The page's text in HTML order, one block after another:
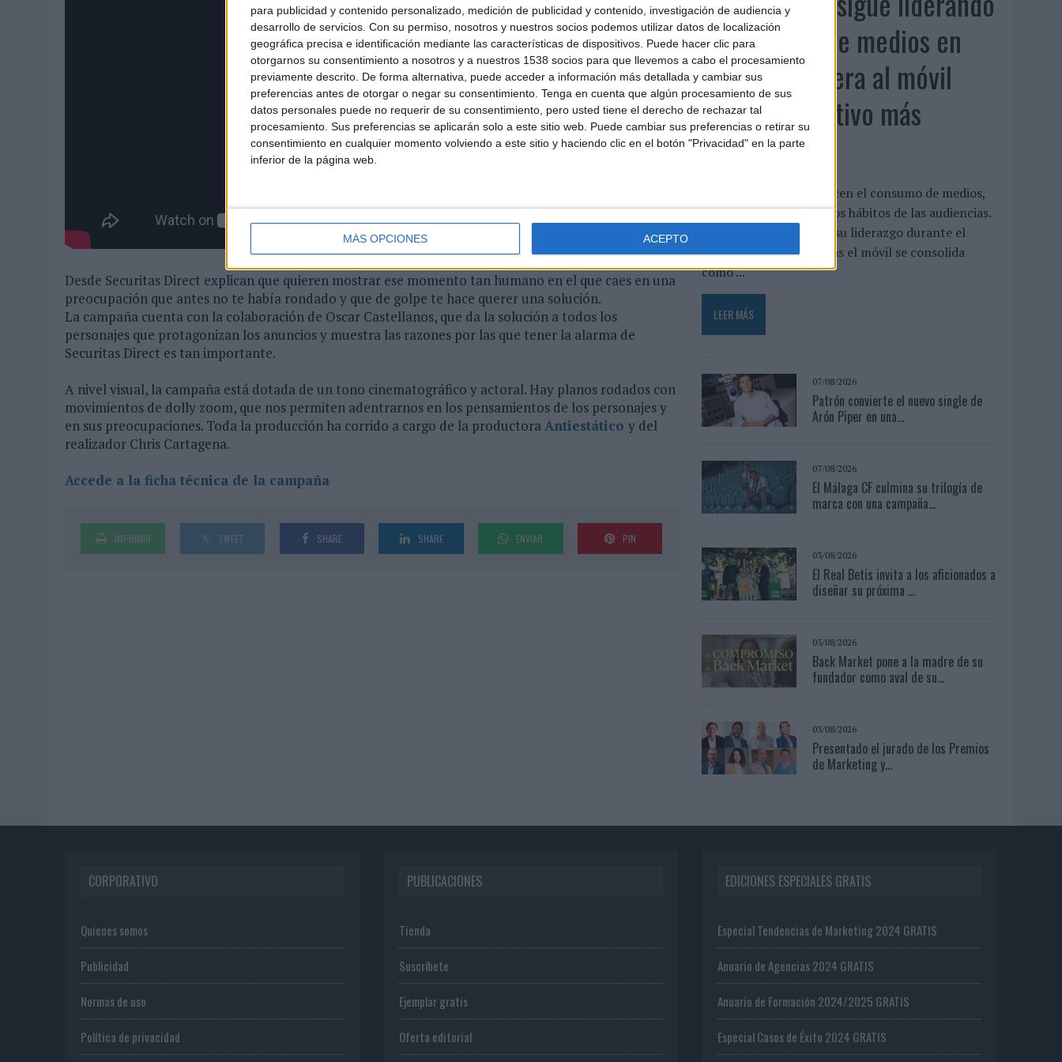
para publicidad y contenido personalizado, medición de publicidad y contenido, investigación de audiencia y
desarrollo de servicios. Con su permiso, nosotros y nuestros socios podemos utilizar datos de localización
geográfica precisa e identificación mediante las características de dispositivos. Puede hacer clic para
otorgarnos su consentimiento a nosotros y a nuestros 1538 socios para que llevemos a cabo el procesamiento
previamente descrito. De forma alternativa, puede acceder a información más detallada y cambiar sus
preferencias antes de otorgar o negar su consentimiento. Tenga en cuenta que algún procesamiento de sus
datos personales puede no requerir de su consentimiento, pero usted tiene el derecho de rechazar tal
procesamiento. Sus preferencias se aplicarán solo a este sitio web. Puede cambiar sus preferencias o retirar su
consentimiento en cualquier momento volviendo a este sitio y haciendo clic en el botón "Privacidad" en la parte
inferior de la página web.
MÁS OPCIONES ACEPTO
Desde Securitas Direct explican que quieren mostrar ese momento tan humano en el que caes en una
preocupación que antes no te había rondado y que de golpe te hace querer una solución.
La campaña cuenta con la colaboración de Oscar Castellanos, que da la solución a todos los
personajes que protagonizan los anuncios y muestra las razones por las que tener la alarma de
Securitas Direct es tan importante.
A nivel visual, la campaña está dotada de un tono cinematográfico y actoral. Hay planos rodados con
movimientos de dolly zoom, que nos permiten adentrarnos en los pensamientos de los personajes y
en sus preocupaciones. Toda la producción ha corrido a cargo de la productoraAntiestático y del
realizador Chris Cartagena.
Accede a la ficha técnica de la campaña
IMPRIMIR TWEET SHARE SHARE ENVIAR PIN
el consumo de medios en
verano y supera al móvil
como dispositivo más
utilizado
Las vacaciones no reducen el consumo de medios,
sino que transforman los hábitos de las audiencias.
La televisión mantiene su liderazgo durante el
periodo estival, mientras el móvil se consolida
como ...
LEER MÁS
07/08/2026
Patrón convierte el nuevo single de
Arón Piper en una...
07/08/2026
El Málaga CF culmina su trilogía de
marca con una campaña...
03/08/2026
El Real Betis invita a los aficionados a
diseñar su próxima ...
03/08/2026
Back Market pone a la madre de su
fundador como aval de su...
03/08/2026
Presentado el jurado de los Premios
de Marketing y...
CORPORATIVO
Quienes somos
Publicidad
Normas de uso
Política de privacidad
PUBLICACIONES
Tienda
Suscríbete
Ejemplar gratis
Oferta editorial
EDICIONES ESPECIALES GRATIS
Especial Tendencias de Marketing 2024 GRATIS
Anuario de Agencias 2024 GRATIS
Anuario de Formación 2024/2025 GRATIS
Especial Casos de Éxito 2024 GRATIS